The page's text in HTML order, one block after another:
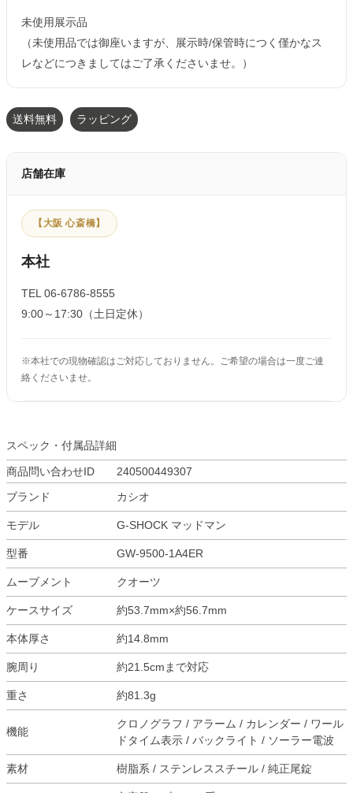
未使用展示品
（未使用品では御座いますが、展示時/保管時につく僅かなス
レなどにつきましてはご了承くださいませ。）
送料無料 ラッピング
店舗在庫
【大阪 心斎橋】
本社
TEL 06-6786-8555
9:00～17:30（土日定休）
※本社での現物確認はご対応しておりません。ご希望の場合は一度ご連
絡くださいませ。
スペック・付属品詳細
商品問い合わせID
240500449307
ブランド
カシオ
モデル G-SHOCK マッドマン
型番 GW-9500-1A4ER
ムーブメント クオーツ
ケースサイズ 約53.7mm×約56.7mm
本体厚さ 約14.8mm
腕周り 約21.5cmまで対応
重さ 約81.3g
機能
クロノグラフ / アラーム / カレンダー / ワール
ドタイム表示 / バックライト / ソーラー電波
素材 樹脂系 / ステンレススチール / 純正尾錠